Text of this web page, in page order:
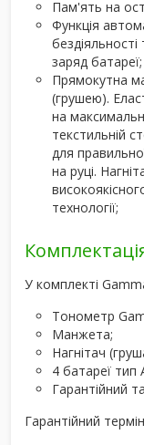
Пам'ять на
Функція
заряд батареї;
Прямокутна
(грушею).
на
текстильній
для
на руці.
технології;
У комплекті
Тонометр
Манжета;
Нагнітач
4 батареї тип
Гарантійний
Гарантійний